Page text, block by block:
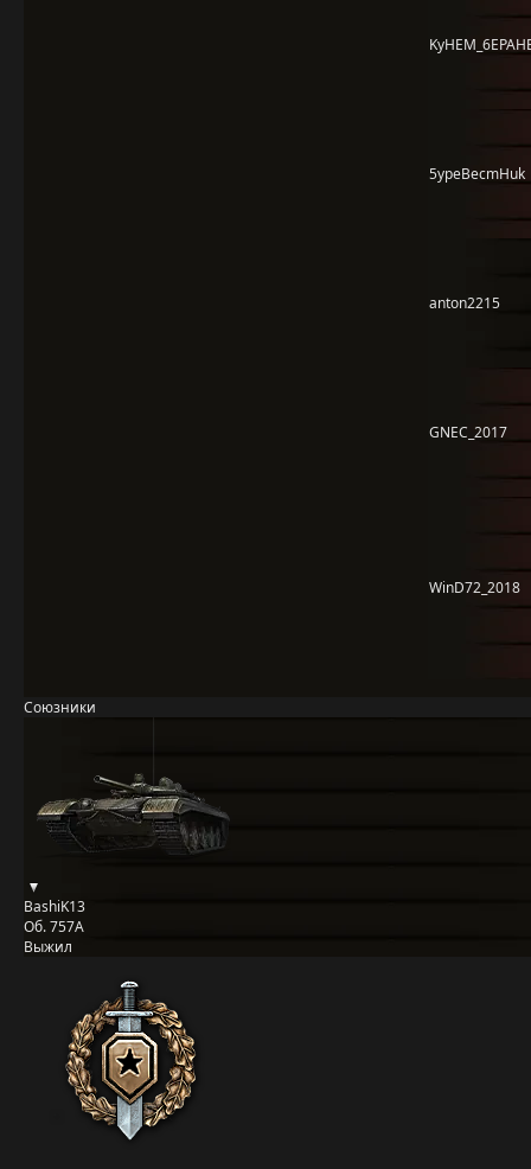
5ypeBecmHuk
anton2215
GNEC_2017
WinD72_2018
Союзники
BashiK13
Об. 757А
Выжил